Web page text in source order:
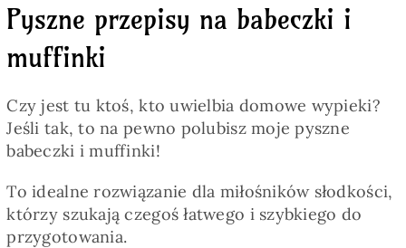
Posiłki
Kuchnie świata
SKLEP
Pyszne przepisy na babeczki i
muffinki
Czy jest tu ktoś, kto uwielbia domowe wypieki?
Jeśli tak, to na pewno polubisz moje pyszne
babeczki i muffinki!
To idealne rozwiązanie dla miłośników słodkości,
którzy szukają czegoś łatwego i szybkiego do
przygotowania.